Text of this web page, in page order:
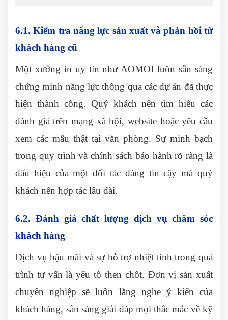
6.1. Kiểm tra năng lực sản xuất và phản hồi từ
khách hàng cũ
Một xưởng in uy tín như AOMOI luôn sẵn sàng
chứng minh năng lực thông qua các dự án đã thực
hiện thành công. Quý khách nên tìm hiểu các
đánh giá trên mạng xã hội, website hoặc yêu cầu
xem các mẫu thật tại văn phòng. Sự minh bạch
trong quy trình và chính sách bảo hành rõ ràng là
dấu hiệu của một đối tác đáng tin cậy mà quý
khách nên hợp tác lâu dài.
6.2. Đánh giá chất lượng dịch vụ chăm sóc
khách hàng
Dịch vụ hậu mãi và sự hỗ trợ nhiệt tình trong quá
trình tư vấn là yếu tố then chốt. Đơn vị sản xuất
chuyên nghiệp sẽ luôn lắng nghe ý kiến của
khách hàng, sẵn sàng giải đáp mọi thắc mắc về kỹ